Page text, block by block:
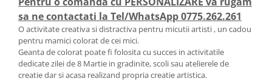
sa ne contactati la Tel/WhatsApp 0775.262.261
O activitate creativa si distractiva pentru micutii artisti , un cadou
pentru mamici colorat de cei mici.
Geanta de colorat poate fi folosita cu succes in activitatile
dedicate zilei de 8 Martie in gradinite, scoli sau atelierele de
creatie dar si acasa realizand propria creatie artistica.